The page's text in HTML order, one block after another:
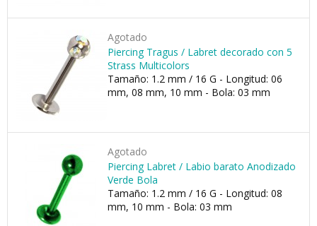
Agotado
Piercing Tragus / Labret decorado con 5
Strass Multicolors
Tamaño: 1.2 mm / 16 G - Longitud: 06
mm, 08 mm, 10 mm - Bola: 03 mm
Agotado
Piercing Labret / Labio barato Anodizado
Verde Bola
Tamaño: 1.2 mm / 16 G - Longitud: 08
mm, 10 mm - Bola: 03 mm